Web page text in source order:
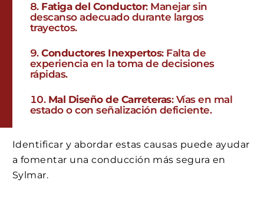
Fatiga del Conductor: Manejar sin
descanso adecuado durante largos
trayectos.
Conductores Inexpertos: Falta de
experiencia en la toma de decisiones
rápidas.
Mal Diseño de Carreteras: Vías en mal
estado o con señalización deficiente.
Identificar y abordar estas causas puede ayudar
a fomentar una conducción más segura en
Sylmar.